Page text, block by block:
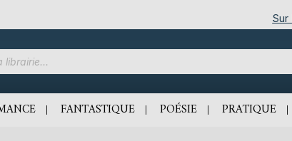
Sur
FANTASTIQUE POÉSIE PRATIQUE